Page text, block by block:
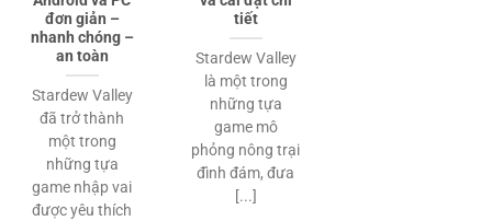
đơn giản –
nhanh chóng –
an toàn
Stardew Valley
đã trở thành
một trong
những tựa
game nhập vai
được yêu thích
tiết
Stardew Valley
là một trong
những tựa
game mô
phỏng nông trại
đình đám, đưa
[...]